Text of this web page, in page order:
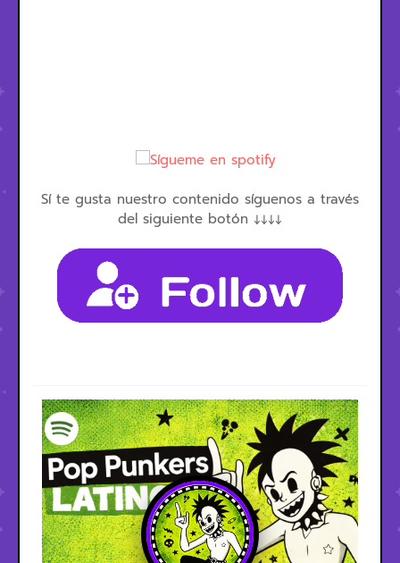
Sí te gusta nuestro contenido síguenos a través
del siguiente botón ↓↓↓↓